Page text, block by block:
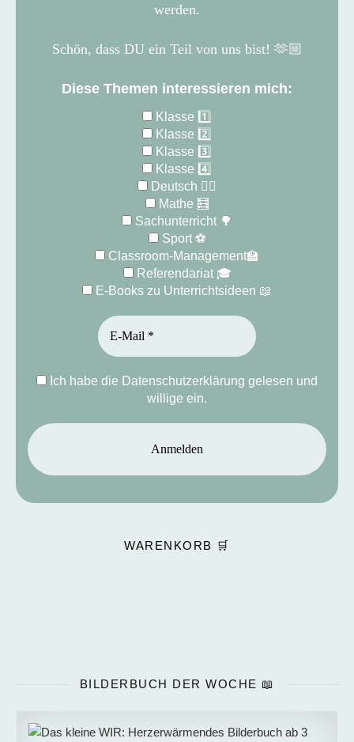
werden.
Schön, dass DU ein Teil von uns bist! 🫶🏼
Diese Themen interessieren mich:
Klasse 1️⃣
Klasse 2️⃣
Klasse 3️⃣
Klasse 4️⃣
Deutsch ✍🏻
Mathe 🧮
Sachunterricht 🌳
Sport ⚽️
Classroom-Management🏫
Referendariat 🎓
E-Books zu Unterrichtsideen 📖
Ich habe die Datenschutzerklärung gelesen und
willige ein.
WARENKORB 🛒
BILDERBUCH DER WOCHE 📖